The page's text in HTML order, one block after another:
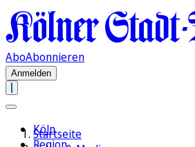
AboAbonnieren
Anmelden
Köln
Startseite